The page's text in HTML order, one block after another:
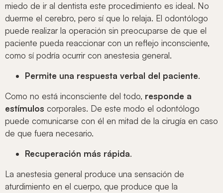
miedo de ir al dentista este procedimiento es ideal. No
duerme el cerebro, pero sí que lo relaja. El odontólogo
puede realizar la operación sin preocuparse de que el
paciente pueda reaccionar con un reflejo inconsciente,
como sí podría ocurrir con anestesia general.
Permite una respuesta verbal del paciente.
Como no está inconsciente del todo, responde a
estímulos corporales. De este modo el odontólogo
puede comunicarse con él en mitad de la cirugía en caso
de que fuera necesario.
Recuperación más rápida.
La anestesia general produce una sensación de
aturdimiento en el cuerpo, que produce que la